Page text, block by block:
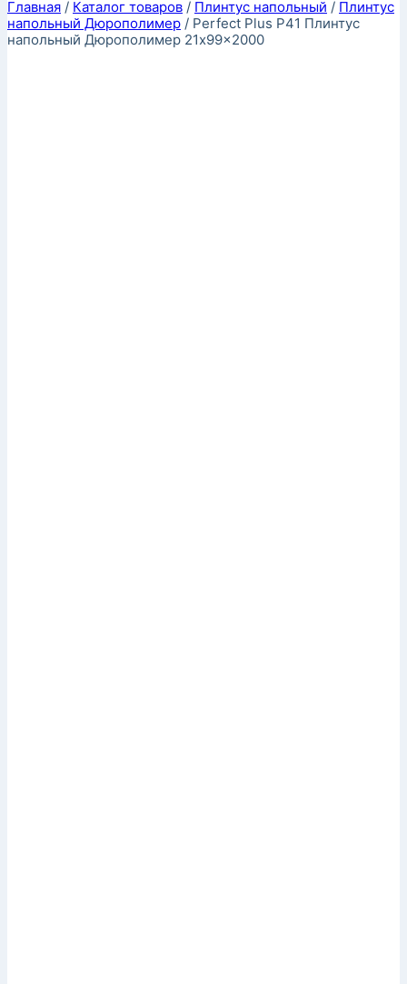
Главная / Каталог товаров / Плинтус напольный / Плинтус
напольный Дюрополимер / Perfect Plus P41 Плинтус
напольный Дюрополимер 21x99x2000